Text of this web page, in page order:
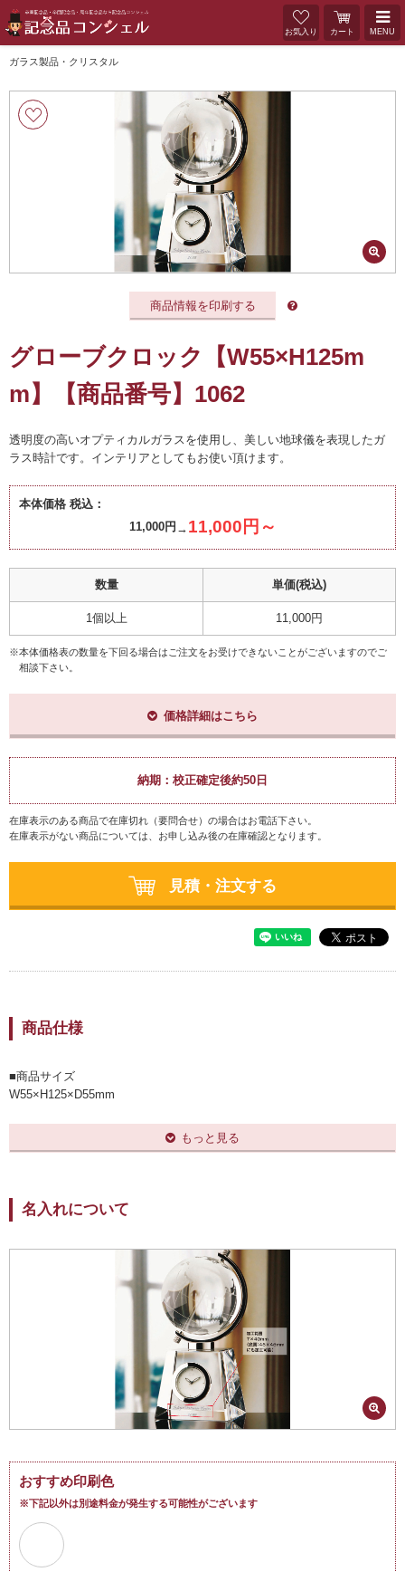
お気入り カート MENU
ガラス製品・クリスタル
商品情報を印刷する
グローブクロック【W55×H125m
m】【商品番号】1062
透明度の高いオプティカルガラスを使用し、美しい地球儀を表現したガ
ラス時計です。インテリアとしてもお使い頂けます。
本体価格 税込：
11,000円
11,000円～
数量 単価(税込)
1個以上 11,000円
※本体価格表の数量を下回る場合はご注文をお受けできないことがございますのでご
相談下さい。
価格詳細はこちら
納期： 校正確定後約50日
在庫表示のある商品で在庫切れ（要問合せ）の場合はお電話下さい。
在庫表示がない商品については、お申し込み後の在庫確認となります。
見積・注文する
商品仕様
■商品サイズ
W55×H125×D55mm
7×40mm（底面：45×45mmにも加工可能）
■梱包
もっと見る
名入れについて
おすすめ印刷色
※下記以外は別途料金が発生する可能性がございます